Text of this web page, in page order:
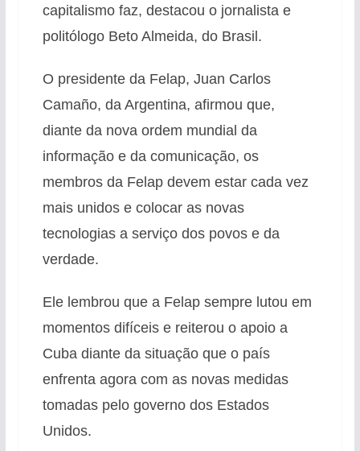
capitalismo faz, destacou o jornalista e
politólogo Beto Almeida, do Brasil.
O presidente da Felap, Juan Carlos
Camaño, da Argentina, afirmou que,
diante da nova ordem mundial da
informação e da comunicação, os
membros da Felap devem estar cada vez
mais unidos e colocar as novas
tecnologias a serviço dos povos e da
verdade.
Ele lembrou que a Felap sempre lutou em
momentos difíceis e reiterou o apoio a
Cuba diante da situação que o país
enfrenta agora com as novas medidas
tomadas pelo governo dos Estados
Unidos.